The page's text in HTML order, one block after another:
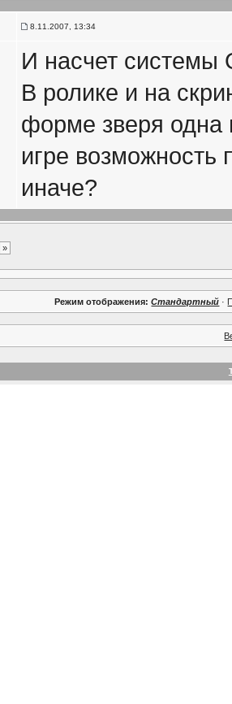
8.11.2007, 13:34
И насчет
В ролике и на
форме зверя одна
игре возможность
иначе?
»
Режим отображения: Стандартный ·